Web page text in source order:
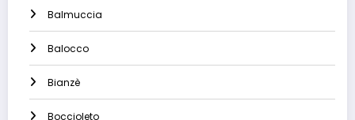
Balmuccia
Balocco
Bianzè
Boccioleto